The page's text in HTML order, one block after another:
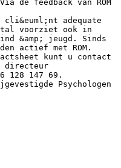
de feedback van ROM
adequate
voorziet ook in
&amp; jeugd. Sinds
actief met ROM.
kunt u contact
directeur
128 147 69.
Psychologen